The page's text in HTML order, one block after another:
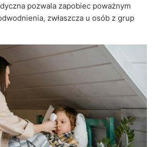
pozwala zapobiec poważnym
zwłaszcza u osób z grup